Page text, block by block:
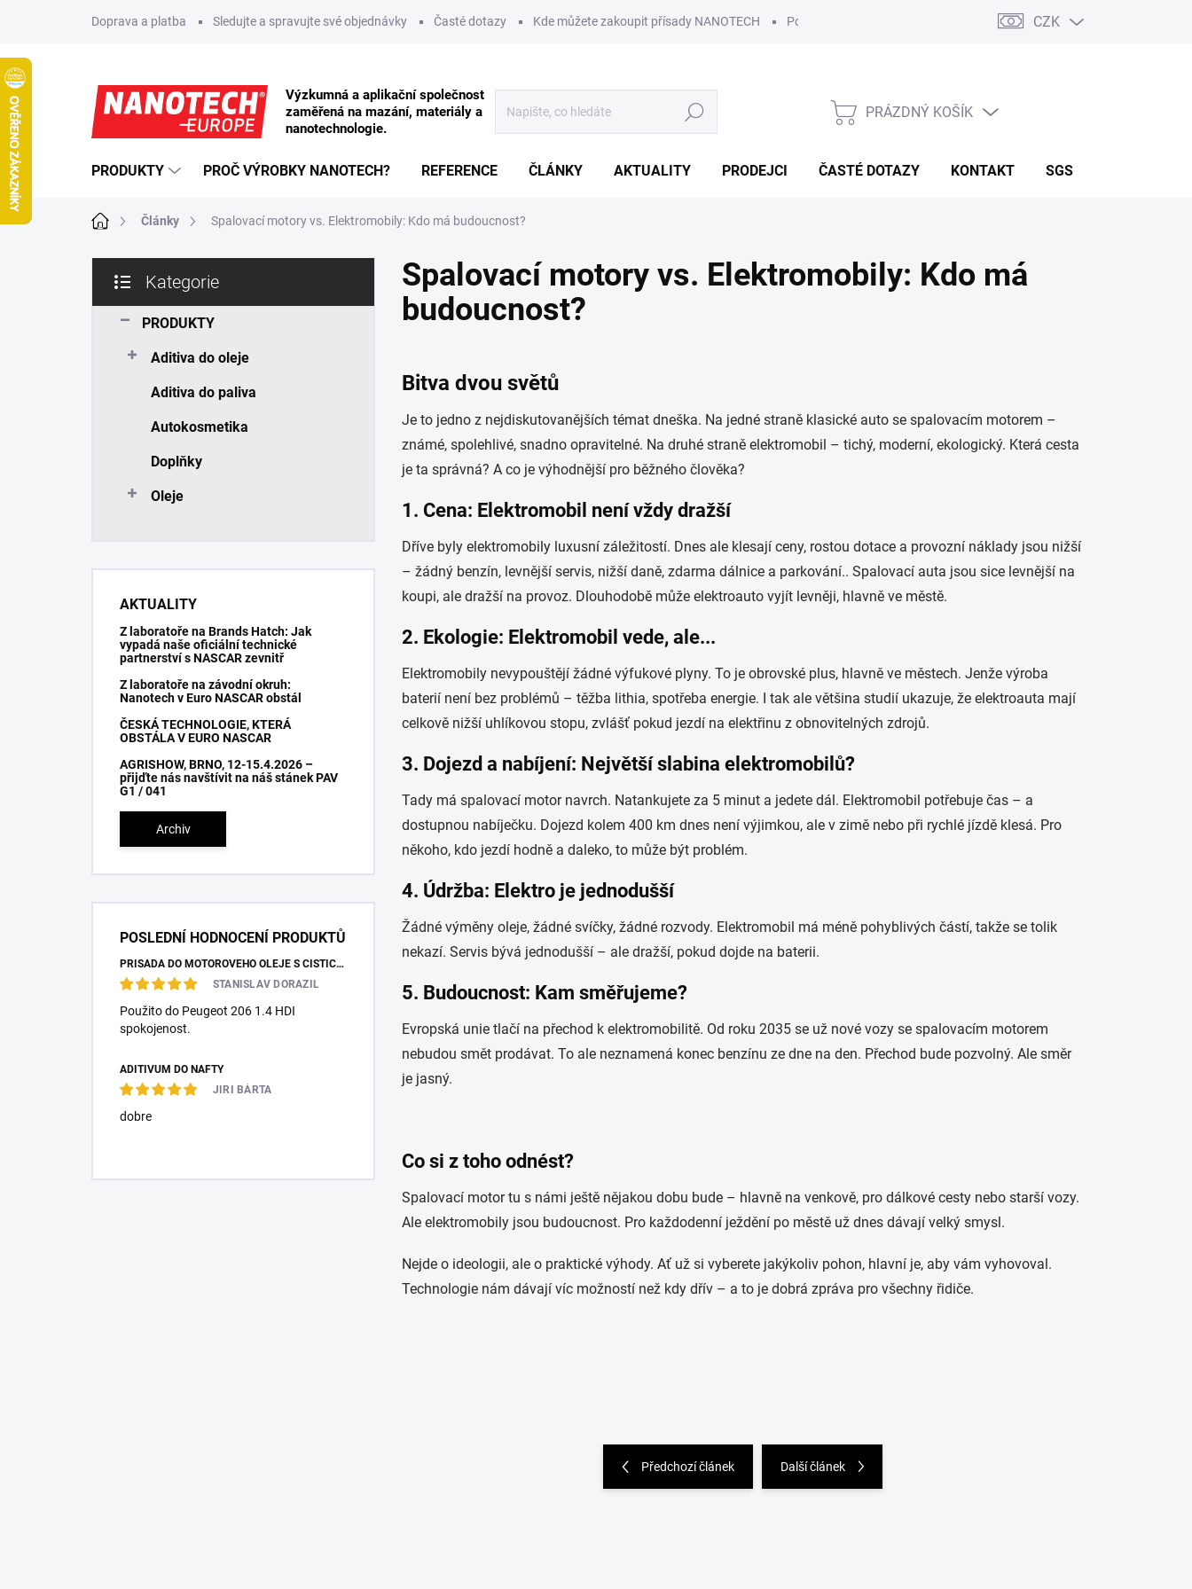
Doprava a platba
Sledujte a spravujte své objednávky Časté dotazy Kde můžete zakoupit přísady NANOTECH Podpora Reference - strojírenství
CZK
Hledat NÁKUPNÍ KOŠÍK
PRÁZDNÝ KOŠÍK
PRODUKTY PROČ VÝROBKY NANOTECH? REFERENCE ČLÁNKY AKTUALITY PRODEJCI ČASTÉ DOTAZY KONTAKT SGS
Domů Články Spalovací motory vs. Elektromobily: Kdo má budoucnost?
Přeskočit kategorie
Kategorie
PRODUKTY
Aditiva do oleje
Aditiva do paliva
Autokosmetika
Doplňky
Oleje
AKTUALITY
Z laboratoře na Brands Hatch: Jak
vypadá naše oficiální technické
partnerství s NASCAR zevnitř
Z laboratoře na závodní okruh:
Nanotech v Euro NASCAR obstál
ČESKÁ TECHNOLOGIE, KTERÁ
OBSTÁLA V EURO NASCAR
AGRISHOW, BRNO, 12-15.4.2026 –
přijďte nás navštívit na náš stánek PAV
G1 / 041
Archiv
POSLEDNÍ HODNOCENÍ PRODUKTŮ
PŘÍSADA DO MOTOROVÉHO OLEJE S ČISTÍCÍM ÚČINKEM PRO NAFTOVÉ MOTORY
STANISLAV DORAZIL
Použito do Peugeot 206 1.4 HDI
spokojenost.
ADITIVUM DO NAFTY
JIRI BÁRTA
dobre
Spalovací motory vs. Elektromobily: Kdo má
budoucnost?
Bitva dvou světů
Je to jedno z nejdiskutovanějších témat dneška. Na jedné straně klasické auto se spalovacím motorem –
známé, spolehlivé, snadno opravitelné. Na druhé straně elektromobil – tichý, moderní, ekologický. Která cesta
je ta správná? A co je výhodnější pro běžného člověka?
1. Cena: Elektromobil není vždy dražší
Dříve byly elektromobily luxusní záležitostí. Dnes ale klesají ceny, rostou dotace a provozní náklady jsou nižší
– žádný benzín, levnější servis, nižší daně, zdarma dálnice a parkování.. Spalovací auta jsou sice levnější na
koupi, ale dražší na provoz. Dlouhodobě může elektroauto vyjít levněji, hlavně ve městě.
2. Ekologie: Elektromobil vede, ale...
Elektromobily nevypouštějí žádné výfukové plyny. To je obrovské plus, hlavně ve městech. Jenže výroba
baterií není bez problémů – těžba lithia, spotřeba energie. I tak ale většina studií ukazuje, že elektroauta mají
celkově nižší uhlíkovou stopu, zvlášť pokud jezdí na elektřinu z obnovitelných zdrojů.
3. Dojezd a nabíjení: Největší slabina elektromobilů?
Tady má spalovací motor navrch. Natankujete za 5 minut a jedete dál. Elektromobil potřebuje čas – a
dostupnou nabíječku. Dojezd kolem 400 km dnes není výjimkou, ale v zimě nebo při rychlé jízdě klesá. Pro
někoho, kdo jezdí hodně a daleko, to může být problém.
4. Údržba: Elektro je jednodušší
Žádné výměny oleje, žádné svíčky, žádné rozvody. Elektromobil má méně pohyblivých částí, takže se tolik
nekazí. Servis bývá jednodušší – ale dražší, pokud dojde na baterii.
5. Budoucnost: Kam směřujeme?
Evropská unie tlačí na přechod k elektromobilitě. Od roku 2035 se už nové vozy se spalovacím motorem
nebudou smět prodávat. To ale neznamená konec benzínu ze dne na den. Přechod bude pozvolný. Ale směr
je jasný.
Co si z toho odnést?
Spalovací motor tu s námi ještě nějakou dobu bude – hlavně na venkově, pro dálkové cesty nebo starší vozy.
Ale elektromobily jsou budoucnost. Pro každodenní ježdění po městě už dnes dávají velký smysl.
Nejde o ideologii, ale o praktické výhody. Ať už si vyberete jakýkoliv pohon, hlavní je, aby vám vyhovoval.
Technologie nám dávají víc možností než kdy dřív – a to je dobrá zpráva pro všechny řidiče.
Předchozí článek Další článek